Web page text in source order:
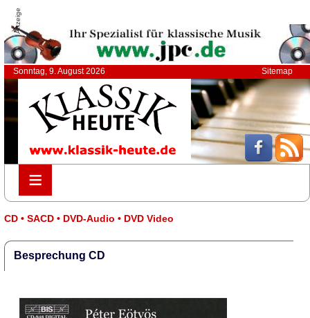
Anzeige
Sonntag, 9. August 2026 Sitemap
≡
≡
CD • SACD • DVD-Audio • DVD Video
Besprechung CD